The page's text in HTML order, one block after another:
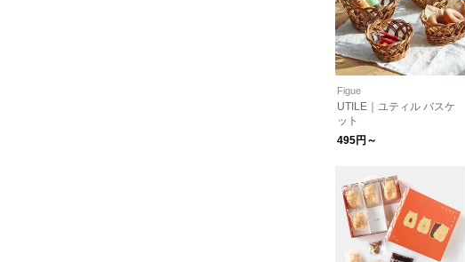
Figue
UTILE｜ユティル バスケ
ット
495円～